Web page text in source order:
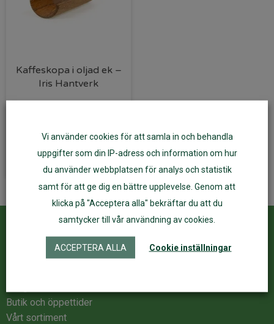
Kaffeskopa i oljad ek –
Iris Hantverk
Lägg till i varukorg
Kundservice
Kontakta oss
Butik och öppettider
Vårt sortiment
Vi använder cookies för att samla in och behandla
uppgifter som din IP-adress och information om hur
du använder webbplatsen för analys och statistik
samt för att ge dig en bättre upplevelse. Genom att
klicka på "Acceptera alla" bekräftar du att du
samtycker till vår användning av cookies.
ACCEPTERA ALLA Cookie inställningar